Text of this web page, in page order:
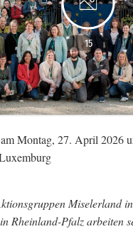
15
Montag, 27. April 2026
Miselerland
Rheinland-Pfalz arbeiten